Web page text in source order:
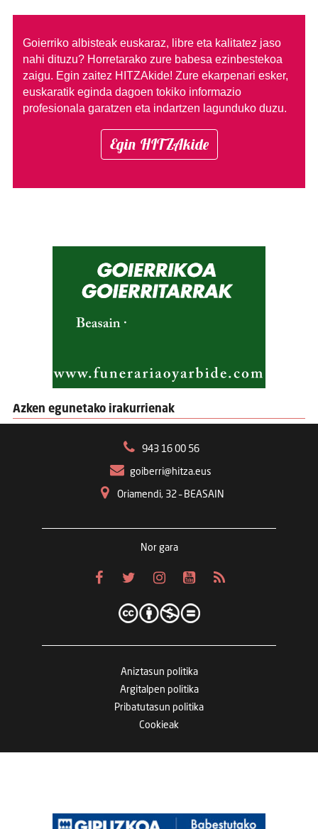
Goierriko albisteak euskaraz, libre eta kalitatez jaso
nahi dituzu? Horretarako zure babesa ezinbestekoa
zaigu. Egin zaitez HITZAkide! Zure ekarpenari esker,
euskaratik eginda dagoen tokiko informazio
profesionala garatzen eta indartzen lagunduko duzu.
Egin HITZAkide
Azken egunetako irakurrienak
943 16 00 56
goiberri@hitza.eus
Oriamendi, 32 – BEASAIN
Nor gara
Aniztasun politika
Argitalpen politika
Pribatutasun politika
Cookieak